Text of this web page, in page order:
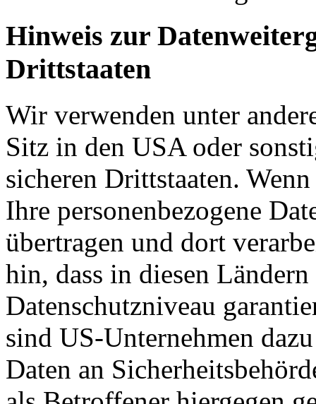
Hinweis zur
Drittstaaten
Wir verwenden unter
Sitz in den USA oder
sicheren Drittstaaten.
Ihre personenbezogene
übertragen und dort
hin, dass in diesen
Datenschutzniveau
sind US-Unternehmen
Daten an